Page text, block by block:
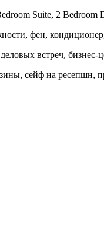
Suite, 2
фен,
встреч, бизнес-
сейф на ресепшн,